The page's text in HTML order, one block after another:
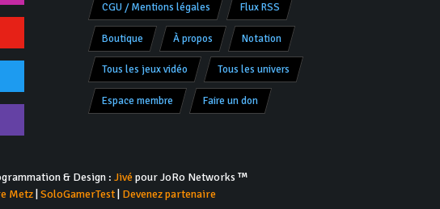
CGU / Mentions légales Flux RSS
Boutique À propos Notation
Tous les jeux vidéo Tous les univers
Espace membre Faire un don
& Design : Jivépour JoRo Networks ™
Metz| SoloGamerTest| Devenez partenaire